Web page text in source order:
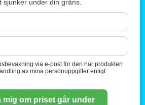
sjunker under din gräns.
via e-post för den här produkten
av mina personuppgifter enligt
mig om priset går under